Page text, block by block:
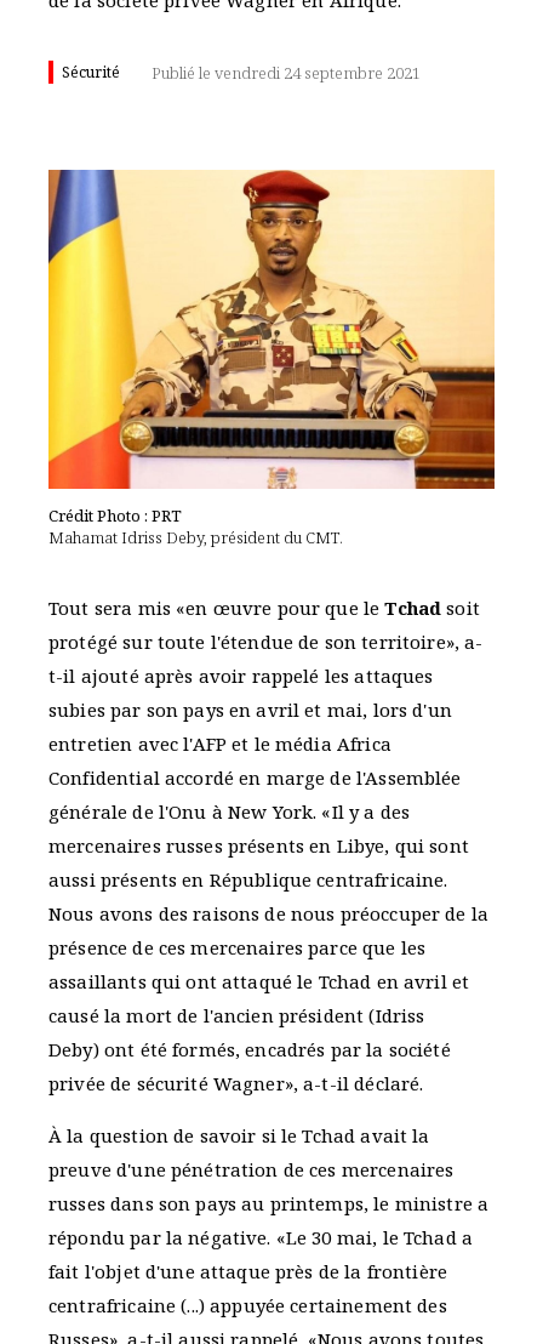
Sécurité Publié le vendredi 24 septembre 2021
Crédit Photo : PRT
Mahamat Idriss Deby, président du CMT.
Tout sera mis «en œuvre pour que leTchad soit
protégé sur toute l'étendue de son territoire», a-
t-il ajouté après avoir rappelé les attaques
subies par son pays en avril et mai, lors d'un
entretien avec l'AFP et le média Africa
Confidential accordé en marge de l'Assemblée
générale de l'Onu à New York. «Il y a des
mercenaires russes présents en Libye, qui sont
aussi présents en République centrafricaine.
Nous avons des raisons de nous préoccuper de la
présence de ces mercenaires parce que les
assaillants qui ont attaqué le Tchad en avril et
causé la mort de l'ancien président (Idriss
Deby) ont été formés, encadrés par la société
privée de sécurité Wagner», a-t-il déclaré.
À la question de savoir si le Tchad avait la
preuve d'une pénétration de ces mercenaires
russes dans son pays au printemps, le ministre a
répondu par la négative. «Le 30 mai, le Tchad a
fait l'objet d'une attaque près de la frontière
centrafricaine (...) appuyée certainement des